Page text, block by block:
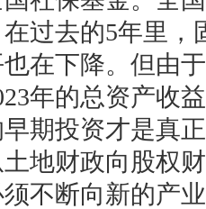
过去的5年里
在下降。但由
年的总资产收
期投资才是真
地财政向股权
不断向新的产